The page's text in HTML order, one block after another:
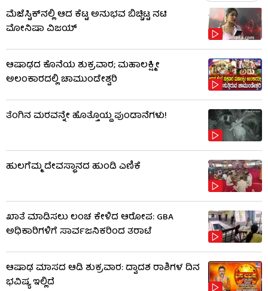
ಮೆಜೆಸ್ಟಿಕ್​​ನಲ್ಲಿ ಆದ ಕೆಟ್ಟ ಅನುಭವ ಬಿಚ್ಚಿಟ್ಟ ನಟಿ
ಮೋನಿಷಾ ವಿಜಯ್
ಆಷಾಢದ ಕೊನೆಯ ಶುಕ್ರವಾರ; ಮಹಾಲಕ್ಷ್ಮೀ
ಅಲಂಕಾರದಲ್ಲಿ ಚಾಮುಂಡೇಶ್ವರಿ
ತೆಂಗಿನ ಮರವನ್ನೇ ಹೊತ್ತೊಯ್ದ ಪುಂಡಾನೆಗಳು!
ಹುಲಗೆಮ್ಮ ದೇವಸ್ಥಾನದ ಹುಂಡಿ ಎಣಿಕೆ
ಖಾತೆ ಮಾಡಿಸಲು ಲಂಚ ಕೇಳಿದ ಆರೋಪ: GBA
ಅಧಿಕಾರಿಗಳಿಗೆ ಸಾರ್ವಜನಿಕರಿಂದ ತರಾಟೆ
ಆಷಾಢ ಮಾಸದ ಆಡಿ ಶುಕ್ರವಾರ: ದ್ವಾದಶ ರಾಶಿಗಳ ದಿನ
ಭವಿಷ್ಯ ಇಲ್ಲಿದೆ